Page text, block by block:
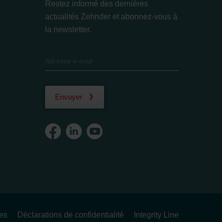
Restez informé des dernières
actualités Zehnder et abonnez-vous à
la newsletter.
Envoyer
Déclarations de confidentialité Integrity Line